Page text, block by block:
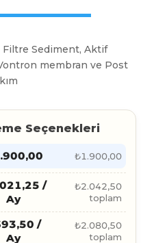
Sediment, Aktif
membran ve Post
Seçenekleri
₺1.900,00
/
Ay
₺2.042,50
toplam
/
Ay
₺2.080,50
toplam